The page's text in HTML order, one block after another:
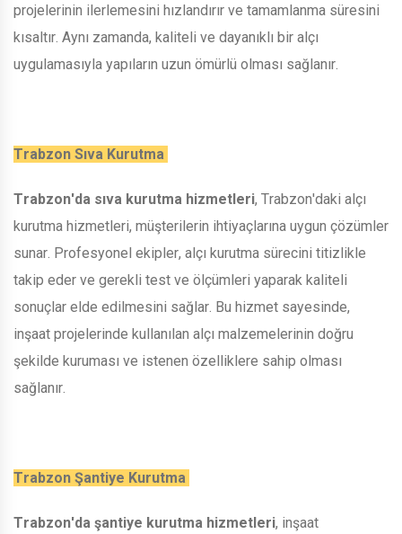
projelerinin ilerlemesini hızlandırır ve tamamlanma süresini
kısaltır. Aynı zamanda, kaliteli ve dayanıklı bir alçı
uygulamasıyla yapıların uzun ömürlü olması sağlanır.
Trabzon Sıva Kurutma
Trabzon'da sıva kurutma hizmetleri, Trabzon'daki alçı
kurutma hizmetleri, müşterilerin ihtiyaçlarına uygun çözümler
sunar. Profesyonel ekipler, alçı kurutma sürecini titizlikle
takip eder ve gerekli test ve ölçümleri yaparak kaliteli
sonuçlar elde edilmesini sağlar. Bu hizmet sayesinde,
inşaat projelerinde kullanılan alçı malzemelerinin doğru
şekilde kuruması ve istenen özelliklere sahip olması
sağlanır.
Trabzon Şantiye Kurutma
Trabzon'da şantiye kurutma hizmetleri, inşaat